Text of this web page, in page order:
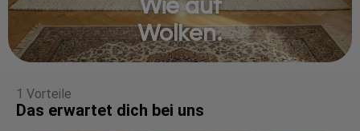
Wolken.
1 Vorteile
Das erwartet dich bei uns